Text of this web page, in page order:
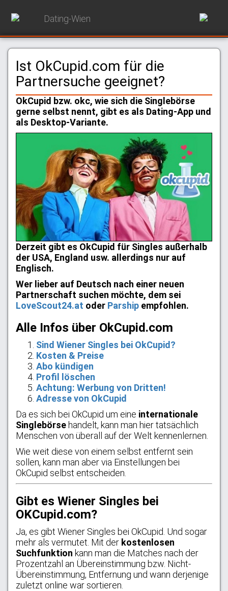
Dating-Wien
Ist OkCupid.com für die
Partnersuche geeignet?
OkCupid bzw. okc, wie sich die Singlebörse
gerne selbst nennt, gibt es als Dating-App und
als Desktop-Variante.
Derzeit gibt es OkCupid für Singles außerhalb
der USA, England usw. allerdings nur auf
Englisch.
Wer lieber auf Deutsch nach einer neuen
Partnerschaft suchen möchte, dem sei
LoveScout24.at oder Parship empfohlen.
Alle Infos über OkCupid.com
Sind Wiener Singles bei OkCupid?
Kosten & Preise
Abo kündigen
Profil löschen
Achtung: Werbung von Dritten!
Adresse von OkCupid
Da es sich bei OkCupid um eine internationale
Singlebörsehandelt, kann man hier tatsächlich
Menschen von überall auf der Welt kennenlernen.
Wie weit diese von einem selbst entfernt sein
sollen, kann man aber via Einstellungen bei
OkCupid selbst entscheiden.
Gibt es Wiener Singles bei
OKCupid.com?
Ja, es gibt Wiener Singles bei OkCupid. Und sogar
mehr als vermutet. Mit der kostenlosen
Suchfunktion kann man die Matches nach der
Prozentzahl an Übereinstimmung bzw. Nicht-
Übereinstimmung, Entfernung und wann derjenige
zuletzt online war sortieren.